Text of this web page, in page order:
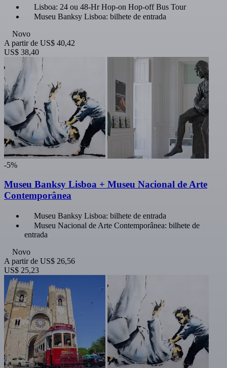
Lisboa: 24 ou 48-Hr Hop-on Hop-off Bus Tour
Museu Banksy Lisboa: bilhete de entrada
Novo
A partir de US$ 40,42
US$ 38,40
-5%
Museu Banksy Lisboa + Museu Nacional de Arte
Contemporânea
Museu Banksy Lisboa: bilhete de entrada
Museu Nacional de Arte Contemporânea: bilhete de
entrada
Novo
A partir de US$ 26,56
US$ 25,23